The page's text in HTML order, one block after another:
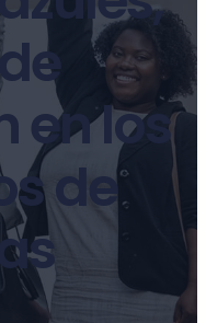
en los
de